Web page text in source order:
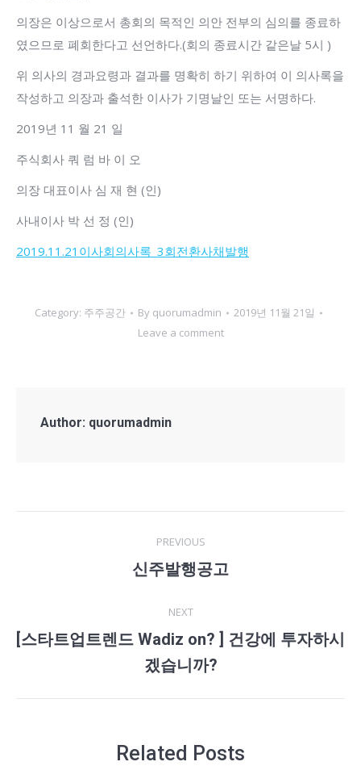
의장은 이상으로서 총회의 목적인 의안 전부의 심의를 종료하
였으므로 폐회한다고 선언하다.(회의 종료시간 같은날 5시 )
위 의사의 경과요령과 결과를 명확히 하기 위하여 이 의사록을
작성하고 의장과 출석한 이사가 기명날인 또는 서명하다.
2019년 11 월 21 일
주식회사 쿼 럼 바 이 오
의장 대표이사 심 재 현 (인)
사내이사 박 선 정 (인)
2019.11.21이사회의사록_3회전환사채발행
Category: 주주공간 By quorumadmin
2019년 11월 21일
Leave a comment
Author: quorumadmin
navigation
PREVIOUS
Previous
신주발행공고
NEXT
post:
[스타트업트렌드 Wadiz on? ] 건강에 투자하시
겠습니까?
Related Posts